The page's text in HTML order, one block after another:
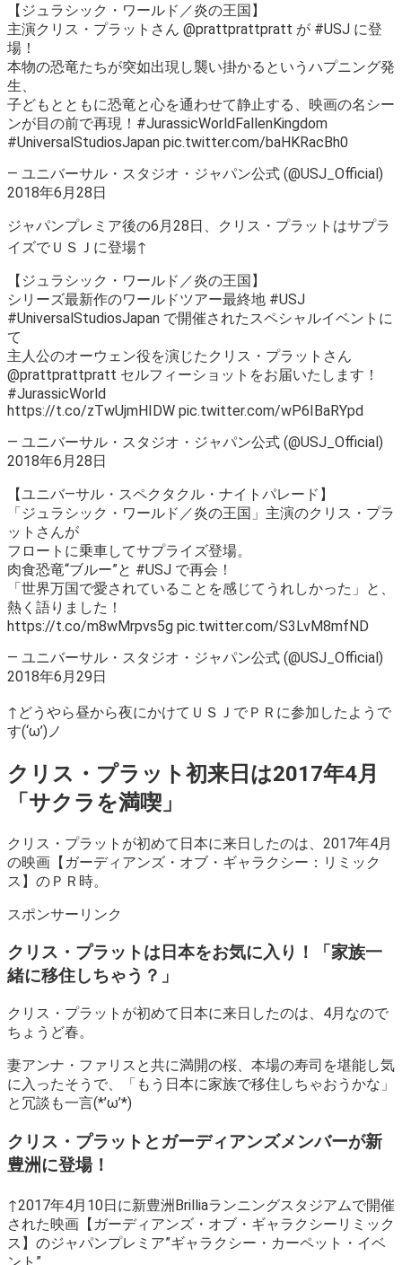
【ジュラシック・ワールド／炎の王国】
主演クリス・プラットさん @prattprattpratt が #USJ に登
場！
本物の恐竜たちが突如出現し襲い掛かるというハプニング発
生、
子どもとともに恐竜と心を通わせて静止する、映画の名シー
ンが目の前で再現！#JurassicWorldFallenKingdom
#UniversalStudiosJapan pic.twitter.com/baHKRacBh0
— ユニバーサル・スタジオ・ジャパン公式 (@USJ_Official)
2018年6月28日
ジャパンプレミア後の6月28日、クリス・プラットはサプラ
イズでＵＳＪに登場↑
【ジュラシック・ワールド／炎の王国】
シリーズ最新作のワールドツアー最終地 #USJ
#UniversalStudiosJapan で開催されたスペシャルイベントに
て
主人公のオーウェン役を演じたクリス・プラットさん
@prattprattpratt セルフィーショットをお届いたします！
#JurassicWorld
https://t.co/zTwUjmHIDW pic.twitter.com/wP6IBaRYpd
— ユニバーサル・スタジオ・ジャパン公式 (@USJ_Official)
2018年6月28日
【ユニバ―サル・スペクタクル・ナイトパレード】
「ジュラシック・ワールド／炎の王国」主演のクリス・プラ
ットさんが
フロートに乗車してサプライズ登場。
肉食恐竜“ブルー”と #USJ で再会！
「世界万国で愛されていることを感じてうれしかった」と、
熱く語りました！
https://t.co/m8wMrpvs5g pic.twitter.com/S3LvM8mfND
— ユニバーサル・スタジオ・ジャパン公式 (@USJ_Official)
2018年6月29日
↑どうやら昼から夜にかけてＵＳＪでＰＲに参加したようで
す(‘ω’)ノ
クリス・プラット初来日は2017年4月
「サクラを満喫」
クリス・プラットが初めて日本に来日したのは、2017年4月
の映画【ガーディアンズ・オブ・ギャラクシー：リミック
ス】のＰＲ時。
スポンサーリンク
クリス・プラットは日本をお気に入り！「家族一
緒に移住しちゃう？」
クリス・プラットが初めて日本に来日したのは、4月なので
ちょうど春。
妻アンナ・ファリスと共に満開の桜、本場の寿司を堪能し気
に入ったそうで、「もう日本に家族で移住しちゃおうかな」
と冗談も一言(*’ω’*)
クリス・プラットとガーディアンズメンバーが新
豊洲に登場！
↑2017年4月10日に新豊洲Brilliaランニングスタジアムで開催
された映画【ガーディアンズ・オブ・ギャラクシーリミック
ス】のジャパンプレミア”ギャラクシー・カーペット・イベ
ント”